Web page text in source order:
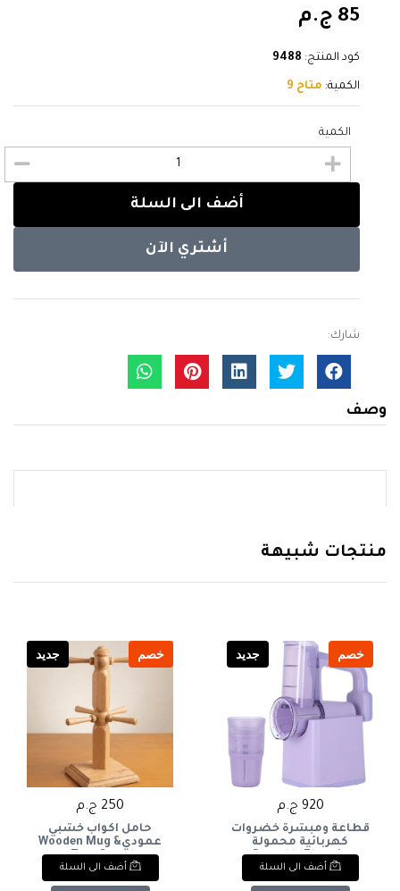
85 ج.م
كود المنتج: 9488
الكمية: متاح 9
الكمية
أضف الى السلة
أشتري الآن
شارك:
وصف
منتجات شبيهة
خصم جديد
920 ج.م
قطاعة ومبشرة خضروات
كهربائية محمولة
Portable Electric
Vegetable Slicer and
Grater.
أضف الى السلة
خصم جديد
250 ج.م
حامل أكواب خشبي
عمودي& Wooden Mug
Tree Stand.
أضف الى السلة